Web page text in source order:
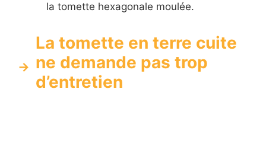
la tomette hexagonale moulée.
La tomette en terre cuite
ne demande pas trop
d’entretien